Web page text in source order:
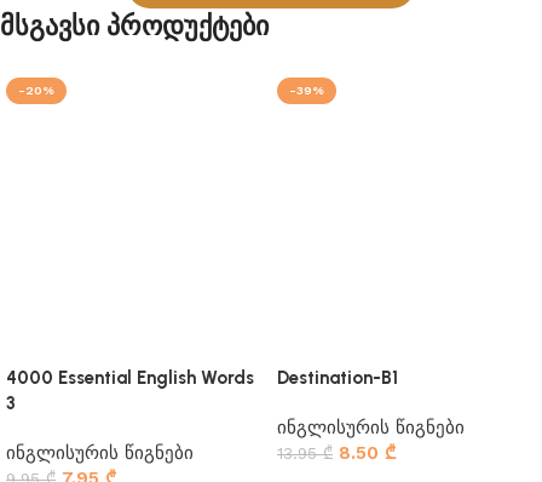
Მსგავსი Პროდუქტები
-20%
4000 Essential English Words
3
ინგლისურის წიგნები
-39%
Destination-B1
ინგლისურის წიგნები
13.95₾ 8.50 ₾